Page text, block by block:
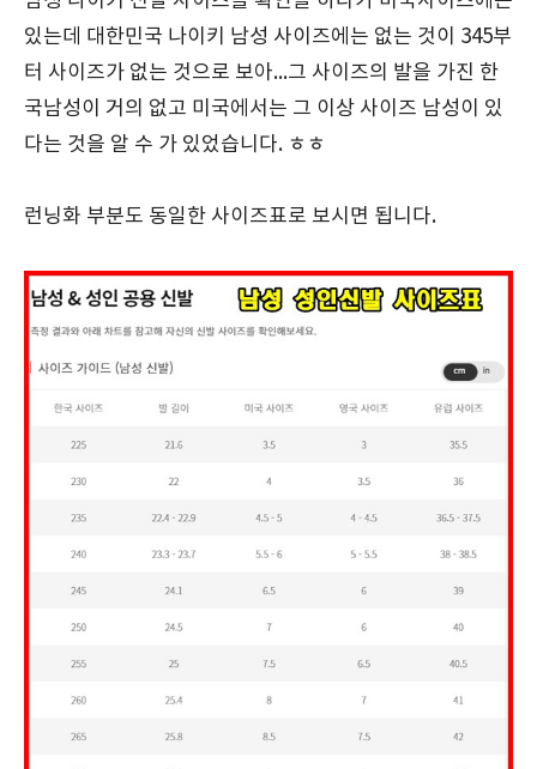
있는데 대한민국 나이키 남성 사이즈에는 없는 것이 345부
터 사이즈가 없는 것으로 보아...그 사이즈의 발을 가진 한
국남성이 거의 없고 미국에서는 그 이상 사이즈 남성이 있
다는 것을 알 수 가 있었습니다. ㅎㅎ
런닝화 부분도 동일한 사이즈표로 보시면 됩니다.